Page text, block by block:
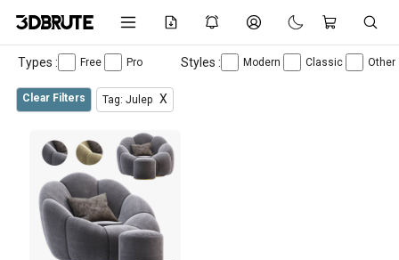
Types : Free Pro Styles : Modern Classic Other
Clear Filters Tag: Julep X